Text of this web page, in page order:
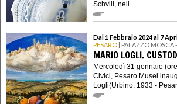
Schvili, nell...
Dal 1 Febbraio 2024 al 7
PESARO | PALAZZO MOSCA
MARIO LOGLI.
Mercoledì 31 gennaio
Civici, Pesaro Musei
Logli(Urbino, 1933 -